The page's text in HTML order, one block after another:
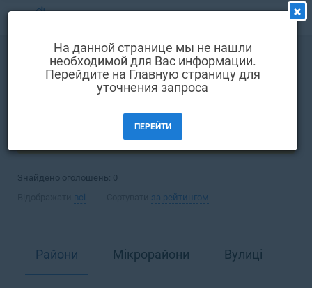
Вибір мови
Вхід та реєстрація
Коментарі до оголошення
Як додати оголошення
Оренда Офіс
ФІЛЬТРИ (1)
Знайдено оголошень: 0
всі за рейтингом
Райони Мікрорайони Вулиці
На данной странице мы не нашли
необходимой для Вас информации.
Перейдите на Главную страницу для
уточнения запроса
ПЕРЕЙТИ